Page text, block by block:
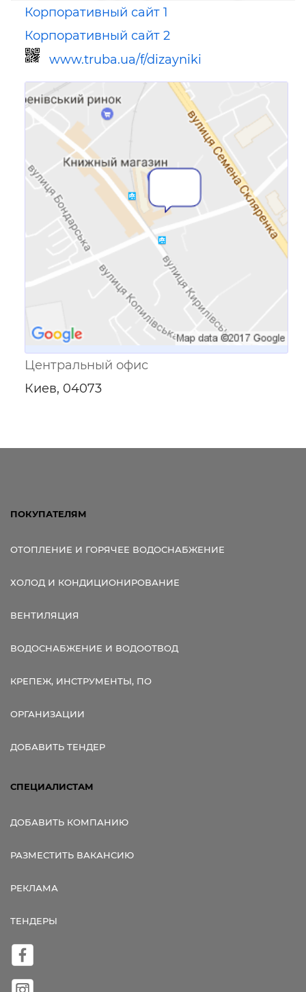
Корпоративный сайт 1
Корпоративный сайт 2
www.truba.ua/f/dizayniki
Ссылка для мобильных устройств
Центральный офис
Киев, 04073
ПОКУПАТЕЛЯМ
ОТОПЛЕНИЕ И ГОРЯЧЕЕ ВОДОСНАБЖЕНИЕ
ХОЛОД И КОНДИЦИОНИРОВАНИЕ
ВЕНТИЛЯЦИЯ
ВОДОСНАБЖЕНИЕ И ВОДООТВОД
КРЕПЕЖ, ИНСТРУМЕНТЫ, ПО
ОРГАНИЗАЦИИ
ДОБАВИТЬ ТЕНДЕР
СПЕЦИАЛИСТАМ
ДОБАВИТЬ КОМПАНИЮ
РАЗМЕСТИТЬ ВАКАНСИЮ
РЕКЛАМА
ТЕНДЕРЫ